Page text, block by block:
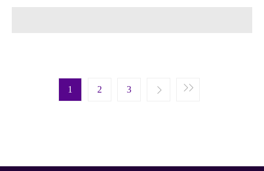
Pagination
1 2 3
Next ›
Next page Last »
Last page